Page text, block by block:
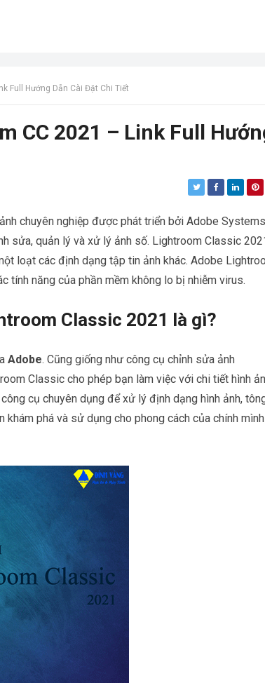
Full Hướng Dẫn Cài Đặt Chi Tiết
CC 2021 – Link Full
chuyên nghiệp được phát triển bởi Adobe
sửa, quản lý và xử lý ảnh số. Lightroom Classic
loạt các định dạng tập tin ảnh khác. Adobe
tính năng của phần mềm không lo bị nhiễm virus.
Classic 2021 là gì?
Adobe. Cũng giống như công cụ chỉnh sửa ảnh
Classic cho phép bạn làm việc với chi tiết hình
cụ chuyên dụng để xử lý định dạng hình ảnh,
phá và sử dụng cho phong cách của chính mình